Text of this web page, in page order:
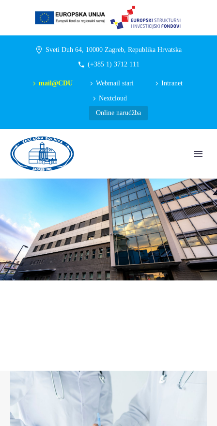
Sveti Duh 64, 10000 Zagreb, Republika Hrvatska
(+385 1) 3712 111
mail@CDU Webmail stari Intranet
Nextcloud
Online narudžba